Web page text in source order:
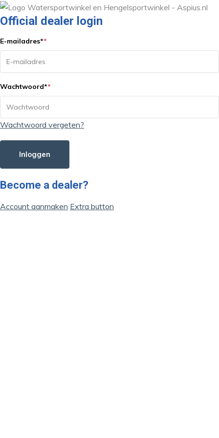
Official dealer login
E-mailadres**
Wachtwoord**
Wachtwoord vergeten?
Inloggen
Become a dealer?
Account aanmaken Extra button